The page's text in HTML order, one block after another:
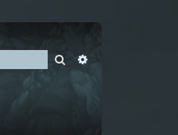
Rechercher